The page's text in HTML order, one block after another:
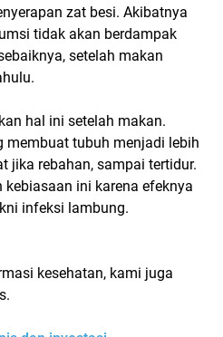
zat besi. Akibatnya
tidak akan berdampak
setelah makan
hal ini setelah makan.
membuat tubuh menjadi lebih
jika rebahan, sampai tertidur.
ini karena efeknya
infeksi lambung.
kesehatan, kami juga